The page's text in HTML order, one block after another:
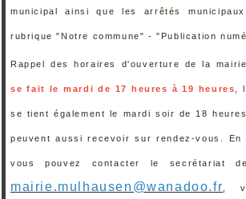
municipal ainsi que les arrêtés
rubrique "Notre commune" - "Publication
Rappel des horaires d'ouverture de la
se fait le mardi de 17 heures à 19 heures ,
se tient également le mardi soir de 18
peuvent aussi recevoir sur rendez-vous.
vous pouvez contacter le secrétariat
mairie.mulhausen@wanadoo.fr ,